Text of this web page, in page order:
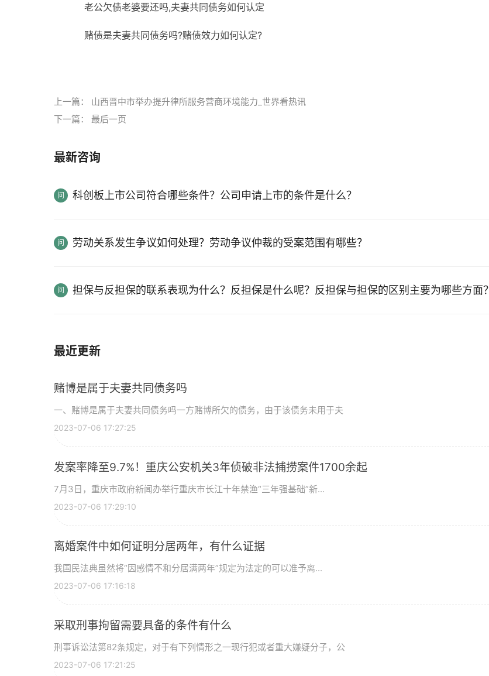
老公欠债老婆要还吗,夫妻共同债务如何认定
赌债是夫妻共同债务吗?赌债效力如何认定?
上一篇： 山西晋中市举办提升律所服务营商环境能力_世界看热讯
下一篇： 最后一页
最新咨询
科创板上市公司符合哪些条件？公司申请上市的条件是什么？
劳动关系发生争议如何处理？劳动争议仲裁的受案范围有哪些？
担保与反担保的联系表现为什么？反担保是什么呢？反担保与担保的区别主要为哪些方面？
最近更新
赌博是属于夫妻共同债务吗
一、赌博是属于夫妻共同债务吗一方赌博所欠的债务，由于该债务未用于夫
2023-07-06 17:27:25
发案率降至9.7%！重庆公安机关3年侦破非法捕捞案件1700余起
7月3日，重庆市政府新闻办举行重庆市长江十年禁渔“三年强基础”新...
2023-07-06 17:29:10
离婚案件中如何证明分居两年，有什么证据
我国民法典虽然将“因感情不和分居满两年”规定为法定的可以准予离...
2023-07-06 17:16:18
采取刑事拘留需要具备的条件有什么
刑事诉讼法第82条规定，对于有下列情形之一现行犯或者重大嫌疑分子，公
2023-07-06 17:21:25